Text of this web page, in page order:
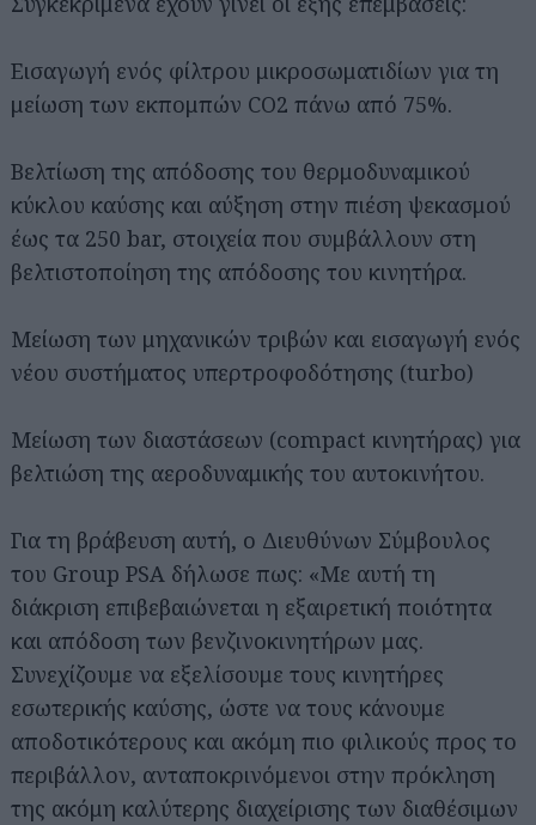
Εισαγωγή ενός φίλτρου μικροσωματιδίων για τη
μείωση των εκπομπών CO2 πάνω από 75%.
Βελτίωση της απόδοσης του θερμοδυναμικού
κύκλου καύσης και αύξηση στην πιέση ψεκασμού
έως τα 250 bar, στοιχεία που συμβάλλουν στη
βελτιστοποίηση της απόδοσης του κινητήρα.
Μείωση των μηχανικών τριβών και εισαγωγή ενός
νέου συστήματος υπερτροφοδότησης (turbo)
Μείωση των διαστάσεων (compact κινητήρας) για
βελτιώση της αεροδυναμικής του αυτοκινήτου.
Για τη βράβευση αυτή, ο Διευθύνων Σύμβουλος
του Group PSA δήλωσε πως: «Με αυτή τη
διάκριση επιβεβαιώνεται η εξαιρετική ποιότητα
και απόδοση των βενζινοκινητήρων μας.
Συνεχίζουμε να εξελίσουμε τους κινητήρες
εσωτερικής καύσης, ώστε να τους κάνουμε
αποδοτικότερους και ακόμη πιο φιλικούς προς το
περιβάλλον, ανταποκρινόμενοι στην πρόκληση
της ακόμη καλύτερης διαχείρισης των διαθέσιμων